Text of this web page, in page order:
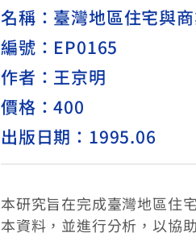
名稱：臺灣地區住宅與
編號：EP0165
作者：王京明
價格：400
出版日期：1995.06
本研究旨在完成臺灣地區住
本資料，並進行分析，以協